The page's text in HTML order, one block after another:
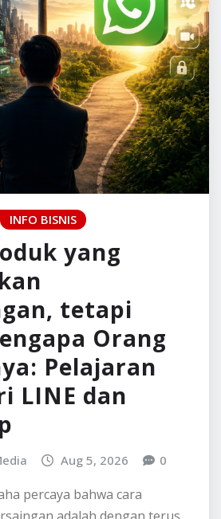
yang
tetapi
Orang
Pelajaran
LINE dan